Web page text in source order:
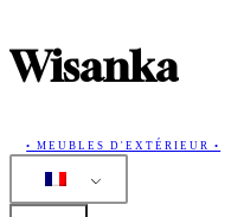
Wisanka
• MEUBLES D'EXTÉRIEUR •